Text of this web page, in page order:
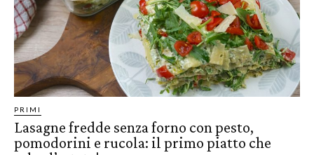
PRIMI
Lasagne fredde senza forno con pesto,
pomodorini e rucola: il primo piatto che